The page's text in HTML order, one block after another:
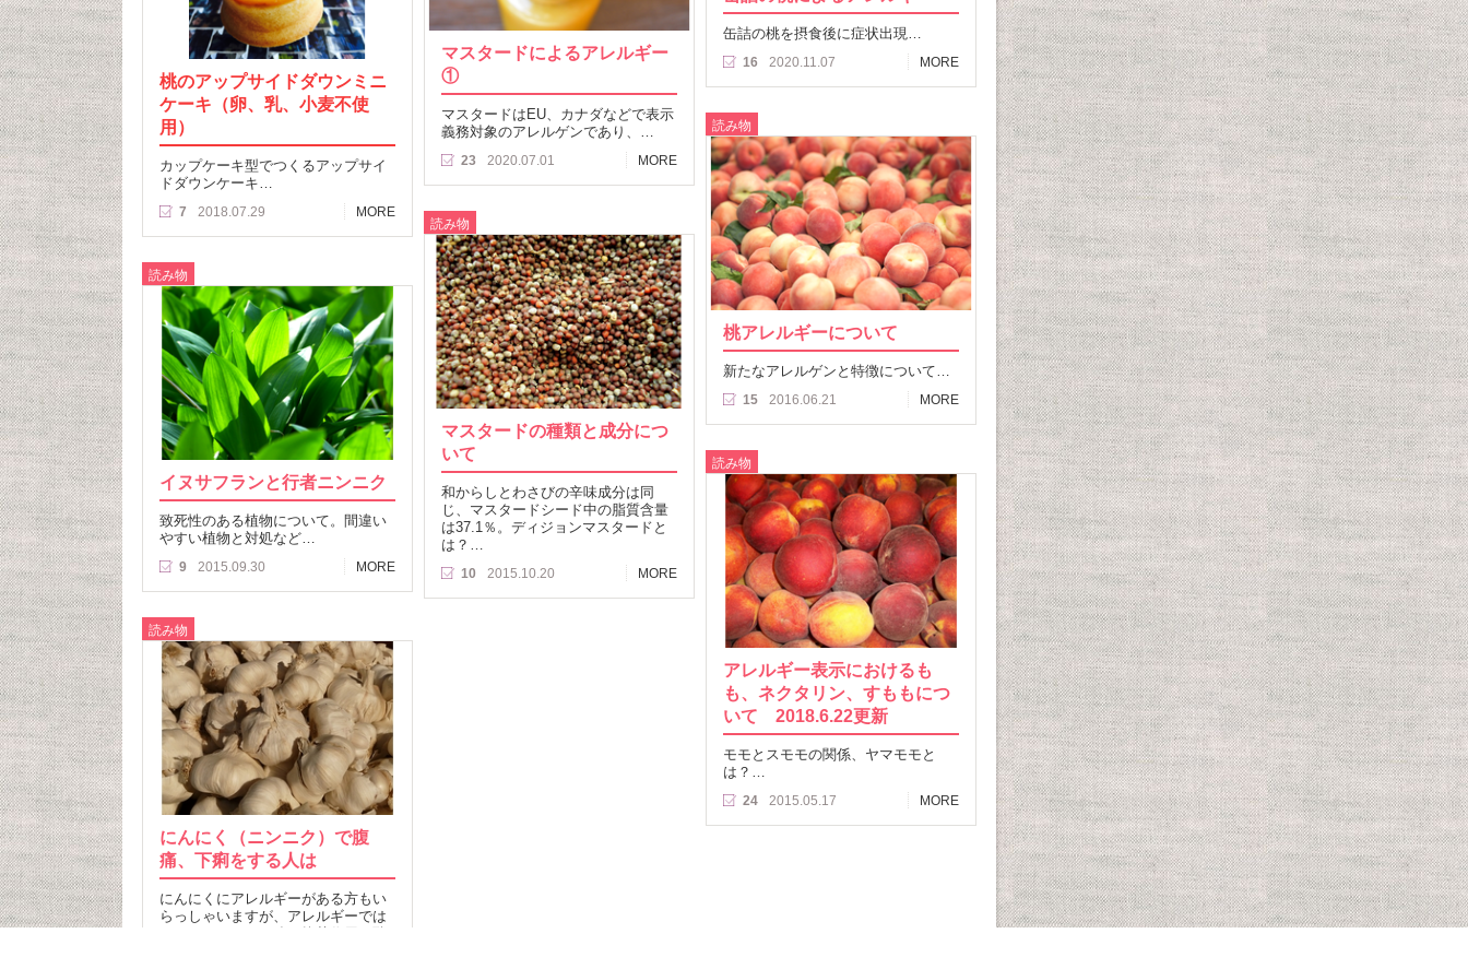
缶詰の桃を摂食後に症状出現…
16 2020.11.07 MORE
マスタードによるアレルギー
①
マスタードはEU、カナダなどで表示
義務対象のアレルゲンであり、…
23 2020.07.01 MORE
桃のアップサイドダウンミニ
ケーキ（卵、乳、小麦不使
用）
カップケーキ型でつくるアップサイ
ドダウンケーキ…
7 2018.07.29 MORE
読み物
桃アレルギーについて
新たなアレルゲンと特徴について…
15 2016.06.21 MORE
読み物
マスタードの種類と成分につ
いて
和からしとわさびの辛味成分は同
じ、マスタードシード中の脂質含量
は37.1％。ディジョンマスタードと
は？…
10 2015.10.20 MORE
読み物
イヌサフランと行者ニンニク
致死性のある植物について。間違い
やすい植物と対処など…
9 2015.09.30 MORE
読み物
アレルギー表示におけるも
も、ネクタリン、すももにつ
いて 2018.6.22更新
モモとスモモの関係、ヤマモモと
は？…
24 2015.05.17 MORE
読み物
にんにく（ニンニク）で腹
痛、下痢をする人は
にんにくにアレルギーがある方もい
らっしゃいますが、アレルギーでは